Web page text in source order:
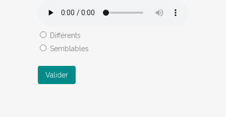
Différents
Semblables
Valider